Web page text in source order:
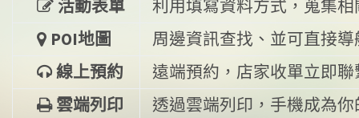
活動表單
利用填寫資料方式，蒐集
POI地圖
周邊資訊查找、並可直接導
線上預約
遠端預約，店家收單立即
雲端列印
透過雲端列印，手機成為